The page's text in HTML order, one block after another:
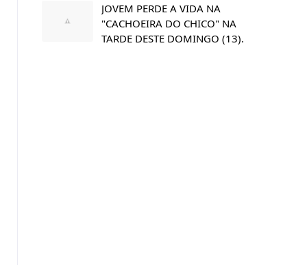
JOVEM PERDE A VIDA NA
"CACHOEIRA DO CHICO" NA
TARDE DESTE DOMINGO (13).